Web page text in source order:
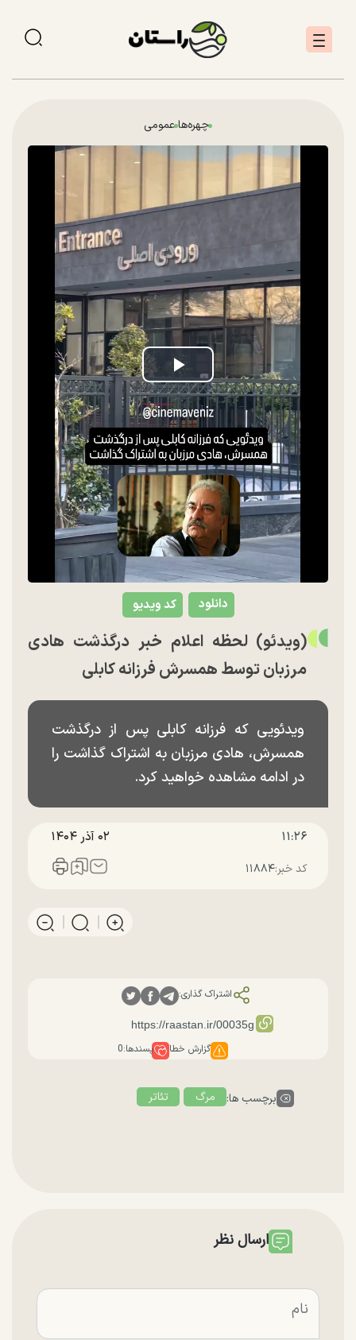
چهره‌هاعمومی
Play
Video
کد ویدیو دانلود
(ویدئو) لحظه اعلام خبر درگذشت هادی
مرزبان توسط همسرش فرزانه کابلی
ویدئویی که فرزانه کابلی پس از درگذشت
همسرش، هادی مرزبان به اشتراک گذاشت را
در ادامه مشاهده خواهید کرد.
۱۱:۲۶ ۰۲ آذر ۱۴۰۴
کد خبر:۱۱۸۸۴
اشتراک گذاری:
گزارش خطا پسندها:0
برچسب ها: مرگ تئاتر
ارسال نظر